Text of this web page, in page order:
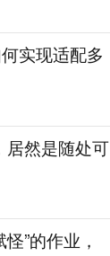
实现适配多
居然是随处可
”的作业，